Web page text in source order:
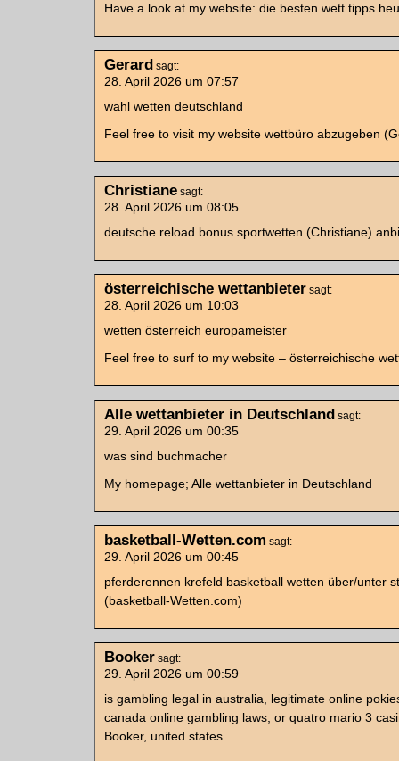
Have a look at my website: die besten wett tipps
Gerard sagt:
28. April 2026 um 07:57
wahl wetten deutschland
Feel free to visit my website wettbüro abzugeben
Christiane sagt:
28. April 2026 um 08:05
deutsche reload bonus sportwetten (Christiane)
österreichische wettanbieter sagt:
28. April 2026 um 10:03
wetten österreich europameister
Feel free to surf to my website – österreichische
Alle wettanbieter in Deutschland sagt:
29. April 2026 um 00:35
was sind buchmacher
My homepage; Alle wettanbieter in Deutschland
basketball-Wetten.com sagt:
29. April 2026 um 00:45
pferderennen krefeld basketball wetten über/unter
(basketball-Wetten.com)
Booker sagt:
29. April 2026 um 00:59
is gambling legal in australia, legitimate online
canada online gambling laws, or quatro mario 3
Booker, united states